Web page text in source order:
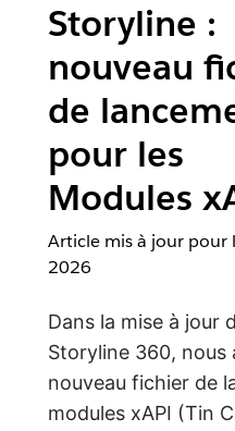
Storyline :
nouveau
de
pour les
Modules
Article mis à jour pour
2026
Dans la mise à jour
Storyline 360, nous
nouveau fichier de
modules xAPI (Tin